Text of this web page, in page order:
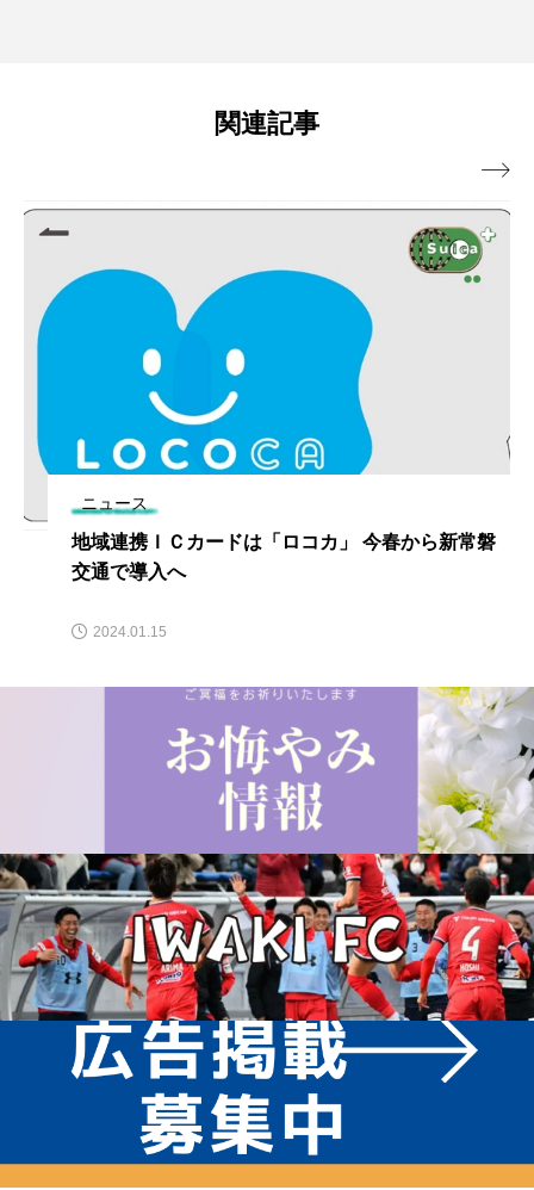
関連記事
ニュース
地域連携ＩＣカードは「ロコカ」 今春から新常磐
交通で導入へ
2024.01.15
